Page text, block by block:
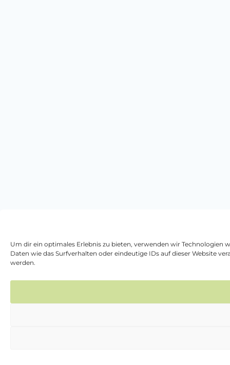
Um dir ein optimales Erlebnis zu bieten, verwenden wir Technologien
Daten wie das Surfverhalten oder eindeutige IDs auf dieser Website
werden.